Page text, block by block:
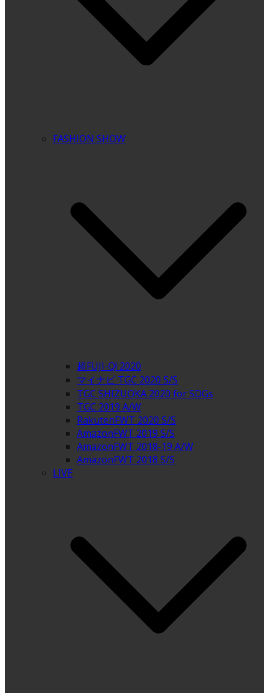
FASHION SHOW
超FUJI-Q! 2020
マイナビ TGC 2020 S/S
TGC SHIZUOKA 2020 for SDGs
TGC 2019 A/W
RakutenFWT 2020 S/S
AmazonFWT 2019 S/S
AmazonFWT 2018-19 A/W
AmazonFWT 2018 S/S
LIVE